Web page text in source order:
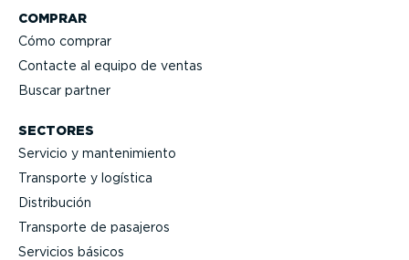
COMPRAR
Cómo comprar
Contacte al equipo de ventas
Buscar partner
SECTORES
Servicio y mante­ni­miento
Transporte y logística
Distri­bución
Transporte de pasajeros
Servicios básicos